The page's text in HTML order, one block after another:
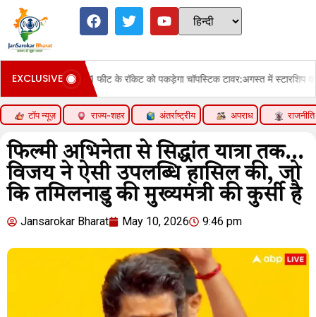
EXCLUSIVE
में 171 फीट के रॉकेट को पकड़ेगा चॉपस्टिक टावर:अगस्त में स्टारशिप का 14वां टेस्ट
टॉप न्यूज़ राज्य-शहर अंतर्राष्ट्रीय अपराध राजनीति
फिल्मी अभिनेता से सिद्धांत यात्रा तक…
विजय ने ऐसी उपलब्धि हासिल की, जो
कि तमिलनाडु की मुख्यमंत्री की कुर्सी है
Jansarokar Bharat May 10, 2026 9:46 pm